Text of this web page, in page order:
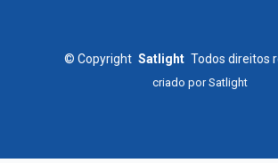
© Copyright Satlight Todos direitos
criado porSatlight